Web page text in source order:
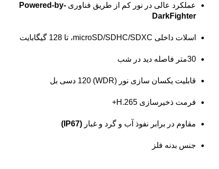
عملکرد عالی در نور کم از طریق فناوری Powered-by-
DarkFighter
اسلات داخلی microSD/SDHC/SDXC، تا 128 گیگابایت
30متر فاصله دید در شب
قابلیت یکسان سازی نور (WDR) 120 دسی بل
فرمت ذخیرسازی H.265+
مقاوم در برابر نفوذ آب و گرد و غبار (IP67)
جنس بدنه فلز